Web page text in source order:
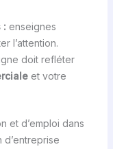
: enseignes
l’attention.
doit refléter
et votre
et d’emploi dans